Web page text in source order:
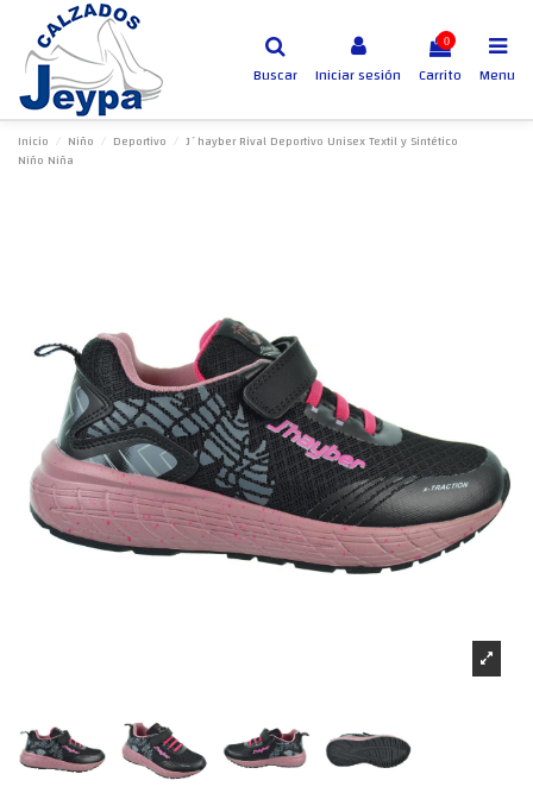
Buscar Iniciar sesión
0
Carrito Menu
Inicio Niño Deportivo
J´hayber Rival Deportivo Unisex Textil y Sintético
Niño Niña